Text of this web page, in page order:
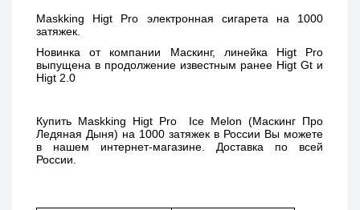
Maskking Higt Pro электронная сигарета на 1000
затяжек.
Новинка от компании Маскинг, линейка Higt Pro
выпущена в продолжение известным ранее Higt Gt и
Higt 2.0
Купить Maskking Higt Pro  Ice Melon (Маскинг Про
Ледяная Дыня) на 1000 затяжек в России Вы можете
в нашем интернет-магазине. Доставка по всей
России.